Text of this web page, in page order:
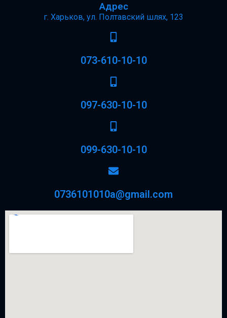
Адрес
г. Харьков, ул. Полтавский шлях, 123
073-610-10-10
097-630-10-10
099-630-10-10
0736101010a@gmail.com